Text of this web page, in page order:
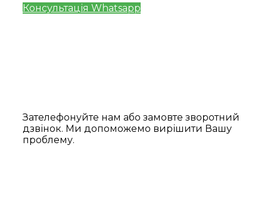
Консультація Whatsapp
Зателефонуйте нам або замовте зворотний
дзвінок. Ми допоможемо вирішити Вашу
проблему.